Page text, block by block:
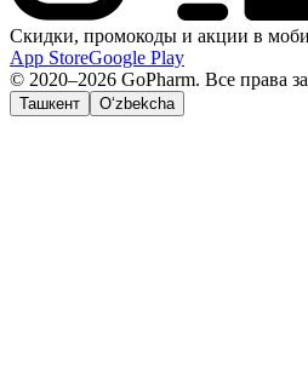
Скидки, промокоды и акции в
App StoreGoogle Play
© 2020–2026 GoPharm. Все права
Ташкент O‘zbekcha